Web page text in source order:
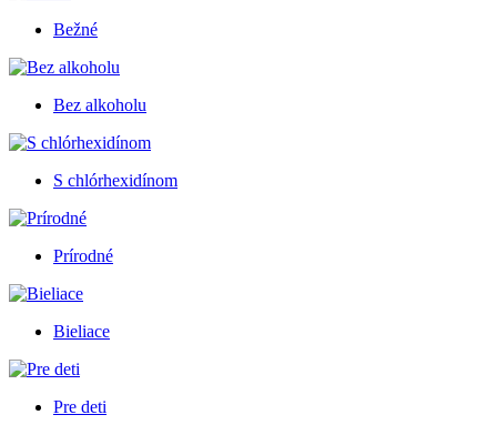
Bežné
Bez alkoholu
S chlórhexidínom
Prírodné
Bieliace
Pre deti